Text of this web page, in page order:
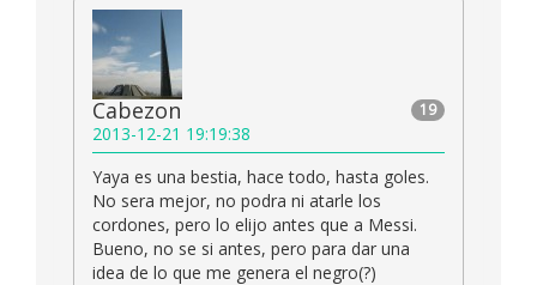
19
Cabezon
2013-12-21 19:19:38
Yaya es una bestia, hace todo, hasta goles.
No sera mejor, no podra ni atarle los
cordones, pero lo elijo antes que a Messi.
Bueno, no se si antes, pero para dar una
idea de lo que me genera el negro(?)